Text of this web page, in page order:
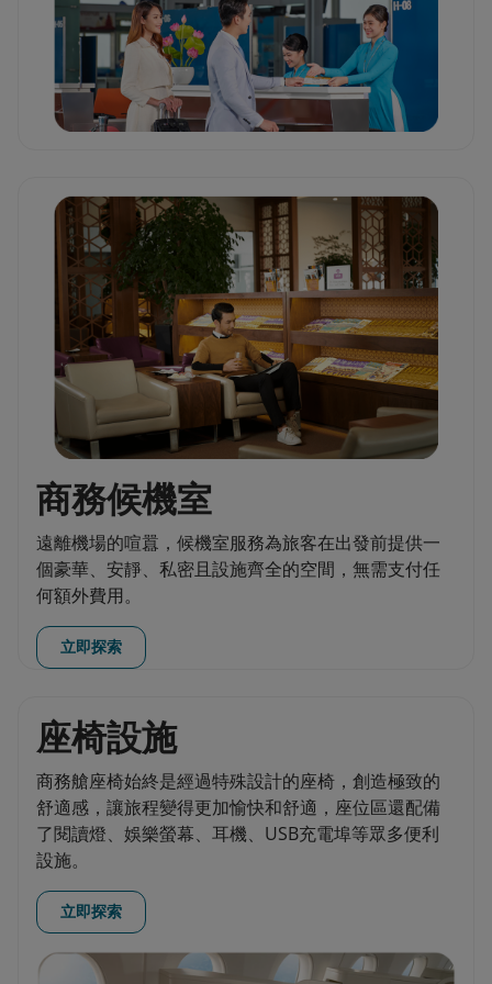
商務候機室
遠離機場的喧囂，候機室服務為旅客在出發前提供一
個豪華、安靜、私密且設施齊全的空間，無需支付任
何額外費用。
立即探索
座椅設施
商務艙座椅始終是經過特殊設計的座椅，創造極致的
舒適感，讓旅程變得更加愉快和舒適，座位區還配備
了閱讀燈、娛樂螢幕、耳機、USB充電埠等眾多便利
設施。
立即探索